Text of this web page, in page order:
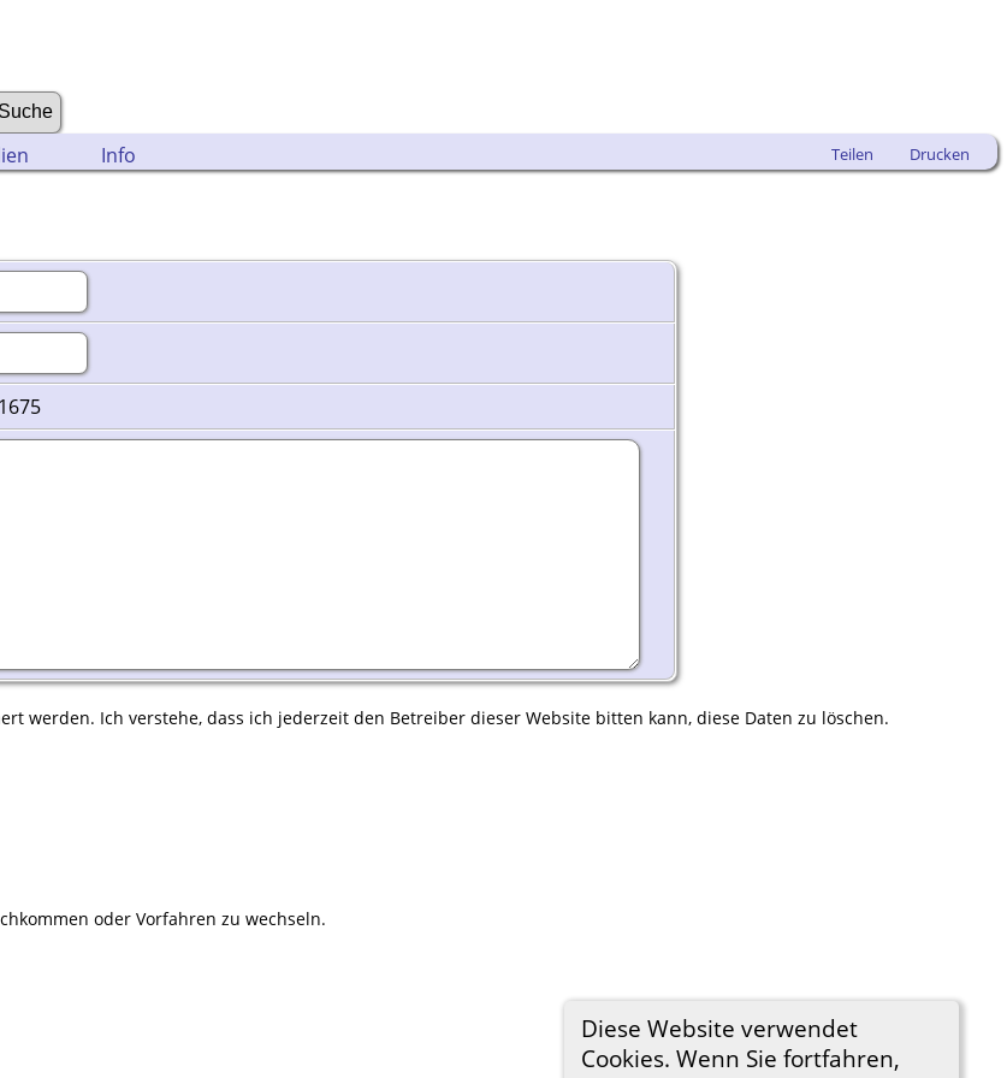
Info Teilen Drucken
Diese Website verwendet
Cookies. Wenn Sie fortfahren,
werden. Ich verstehe, dass ich jederzeit den Betreiber dieser Website bitten kann, diese Daten zu löschen.
oder Vorfahren zu wechseln.